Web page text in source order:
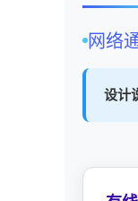
网络
设计